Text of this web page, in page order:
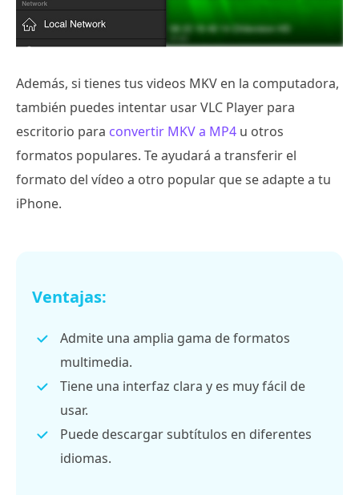
Además, si tienes tus videos MKV en la computadora,
también puedes intentar usar VLC Player para
escritorio para convertir MKV a MP4 u otros
formatos populares. Te ayudará a transferir el
formato del vídeo a otro popular que se adapte a tu
iPhone.
Ventajas:
Admite una amplia gama de formatos
multimedia.
Tiene una interfaz clara y es muy fácil de
usar.
Puede descargar subtítulos en diferentes
idiomas.